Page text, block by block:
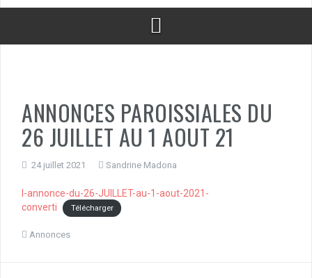
Annonces paroissiales du 6 au 14 juin 2026
Annonces paroissiales du 2 au 9 août 2026
ANNONCES PAROISSIALES DU
26 JUILLET AU 1 AOUT 21
24 juillet 2021 Sandrine Madona
l-annonce-du-26-JUILLET-au-1-aout-2021-
converti
Télécharger
Annonces